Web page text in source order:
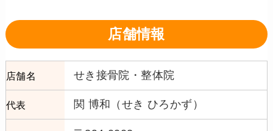
店舗情報
店舗名 せき接骨院・整体院
代表 関 博和（せき ひろかず）